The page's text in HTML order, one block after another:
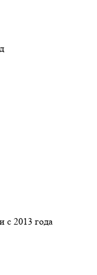
с 2013 года